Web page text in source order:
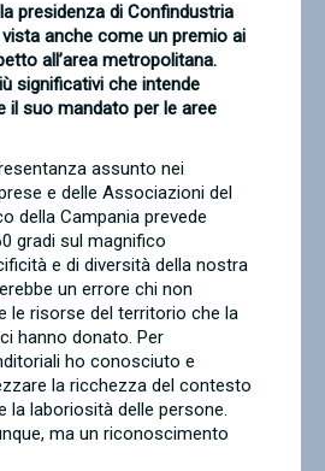
presidenza di Confindustria
anche come un premio ai
all’area metropolitana.
significativi che intende
il suo mandato per le aree
assunto nei
e delle Associazioni del
della Campania prevede
gradi sul magnifico
e di diversità della nostra
un errore chi non
le risorse del territorio che la
hanno donato. Per
ho conosciuto e
la ricchezza del contesto
la laboriosità delle persone.
ma un riconoscimento